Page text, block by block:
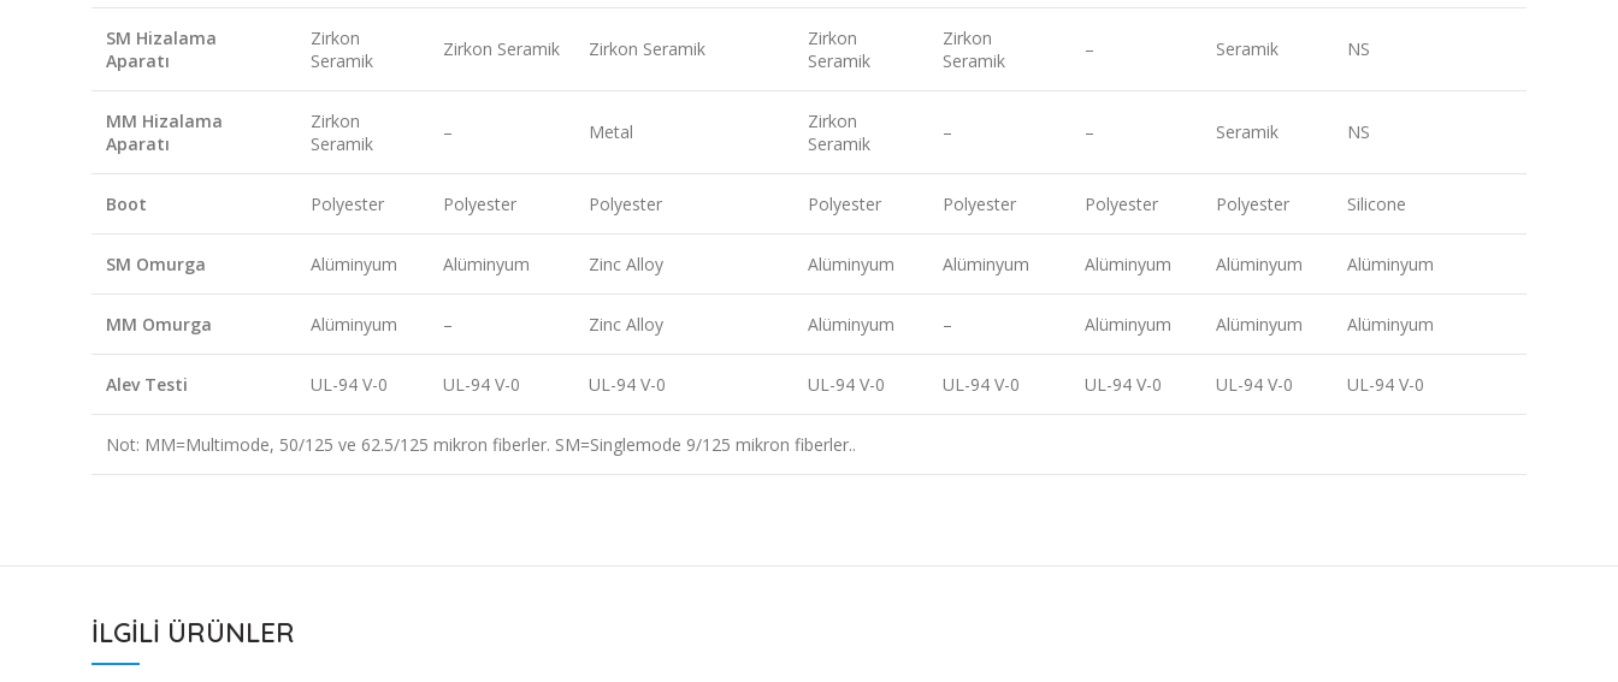
SM Hizalama
Aparatı
Zirkon
Seramik
Zirkon Seramik Zirkon Seramik
Zirkon
Seramik
Zirkon
Seramik
– Seramik NS
MM Hizalama
Aparatı
Zirkon
Seramik
– Metal
Zirkon
Seramik
– – Seramik NS
Boot Polyester Polyester Polyester Polyester Polyester Polyester Polyester Silicone
SM Omurga Alüminyum Alüminyum Zinc Alloy Alüminyum Alüminyum Alüminyum Alüminyum Alüminyum
MM Omurga Alüminyum – Zinc Alloy Alüminyum – Alüminyum Alüminyum Alüminyum
Alev Testi UL-94 V-0 UL-94 V-0 UL-94 V-0 UL-94 V-0 UL-94 V-0 UL-94 V-0 UL-94 V-0 UL-94 V-0
Not: MM=Multimode, 50/125 ve 62.5/125 mikron fiberler. SM=Singlemode 9/125 mikron fiberler..
İLGILI ÜRÜNLER